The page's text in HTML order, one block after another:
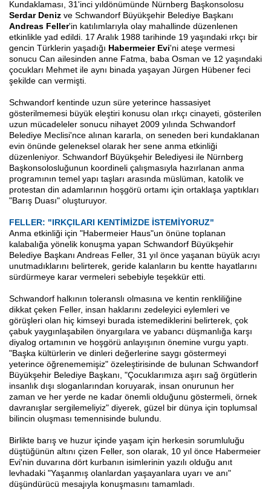
Kundaklaması, 31'inci yıldönümünde Nürnberg Başkonsolosu
Serdar Deniz ve Schwandorf Büyükşehir Belediye Başkanı
Andreas Feller'in katılımlarıyla olay mahallinde düzenlenen
etkinlikle yad edildi. 17 Aralık 1988 tarihinde 19 yaşındaki ırkçı bir
gencin Türklerin yaşadığı Habermeier Evi'ni ateşe vermesi
sonucu Can ailesinden anne Fatma, baba Osman ve 12 yaşındaki
çocukları Mehmet ile aynı binada yaşayan Jürgen Hübener feci
şekilde can vermişti.
Schwandorf kentinde uzun süre yeterince hassasiyet
gösterilmemesi büyük eleştiri konusu olan ırkçı cinayeti, gösterilen
uzun mücadeleler sonucu nihayet 2009 yılında Schwandorf
Belediye Meclisi'nce alınan kararla, on seneden beri kundaklanan
evin önünde geleneksel olarak her sene anma etkinliği
düzenleniyor. Schwandorf Büyükşehir Belediyesi ile Nürnberg
Başkonsolosluğunun koordineli çalışmasıyla hazırlanan anma
programının temel yapı taşları arasında müslüman, katolik ve
protestan din adamlarının hoşgörü ortamı için ortaklaşa yaptıkları
"Barış Duası" oluşturuyor.
FELLER: "IRKÇILARI KENTİMİZDE İSTEMİYORUZ"
Anma etkinliği için "Habermeier Haus"un önüne toplanan
kalabalığa yönelik konuşma yapan Schwandorf Büyükşehir
Belediye Başkanı Andreas Feller, 31 yıl önce yaşanan büyük acıyı
unutmadıklarını belirterek, geride kalanların bu kentte hayatlarını
sürdürmeye karar vermeleri sebebiyle teşekkür etti.
Schwandorf halkının toleranslı olmasına ve kentin renkliliğine
dikkat çeken Feller, insan haklarını zedeleyici eylemleri ve
görüşleri olan hiç kimseyi burada istemediklerini belirterek, çok
çabuk yaygınlaşabilen önyargılara ve yabancı düşmanlığa karşı
diyalog ortamının ve hoşgörü anlayışının önemine vurgu yaptı.
"Başka kültürlerin ve dinleri değerlerine saygı göstermeyi
yeterince öğrenememişiz" özeleştirisinde de bulunan Schwandorf
Büyükşehir Belediye Başkanı, "Çocuklarımıza aşırı sağ örgütlerin
insanlık dışı sloganlarından koruyarak, insan onurunun her
zaman ve her yerde ne kadar önemli olduğunu göstermeli, örnek
davranışlar sergilemeliyiz" diyerek, güzel bir dünya için toplumsal
bilincin oluşması temennisinde bulundu.
Birlikte barış ve huzur içinde yaşam için herkesin sorumluluğu
düştüğünün altını çizen Feller, son olarak, 10 yıl önce Habermeier
Evi'nin duvarına dört kurbanın isimlerinin yazılı olduğu anıt
levhadaki "Yaşanmış olanlardan yaşayanlara uyarı ve anı"
düşündürücü mesajıyla konuşmasını tamamladı.